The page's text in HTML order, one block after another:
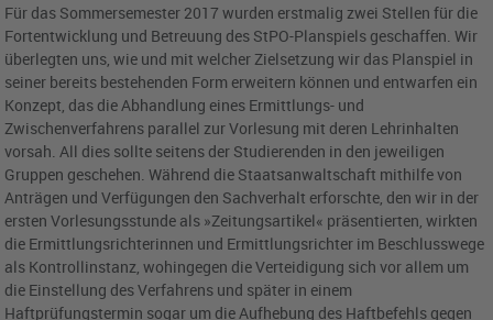
Für das Sommersemester 2017 wurden erstmalig zwei Stellen für die
Fortentwicklung und Betreuung des StPO-Planspiels geschaffen. Wir
überlegten uns, wie und mit welcher Zielsetzung wir das Planspiel in
seiner bereits bestehenden Form erweitern können und entwarfen ein
Konzept, das die Abhandlung eines Ermittlungs- und
Zwischenverfahrens parallel zur Vorlesung mit deren Lehrinhalten
vorsah. All dies sollte seitens der Studierenden in den jeweiligen
Gruppen geschehen. Während die Staatsanwaltschaft mithilfe von
Anträgen und Verfügungen den Sachverhalt erforschte, den wir in der
ersten Vorlesungsstunde als »Zeitungsartikel« präsentierten, wirkten
die Ermittlungsrichterinnen und Ermittlungsrichter im Beschlusswege
als Kontrollinstanz, wohingegen die Verteidigung sich vor allem um
die Einstellung des Verfahrens und später in einem
Haftprüfungstermin sogar um die Aufhebung des Haftbefehls gegen